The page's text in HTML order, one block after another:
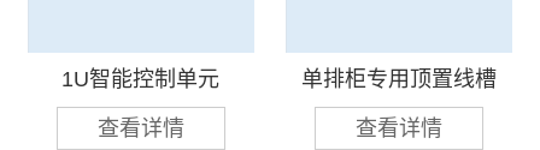
1U智能控制单元
查看详情
单排柜专用顶置线槽
查看详情